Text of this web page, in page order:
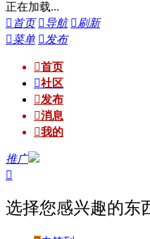
正在加载...
 首页 导航 刷新
菜单 发布
首页
社区
发布
消息
我的
推广

选择您感兴趣的东